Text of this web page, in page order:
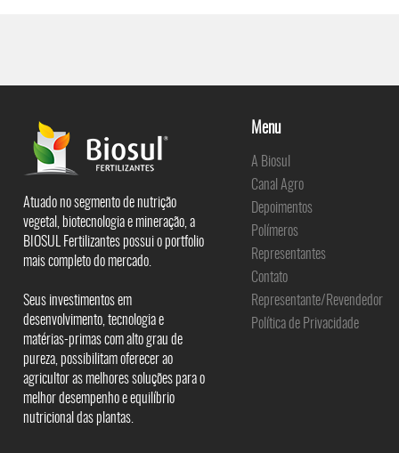
Atuado no segmento de nutrição
vegetal, biotecnologia e mineração, a
BIOSUL Fertilizantes possui o portfolio
mais completo do mercado.
Seus investimentos em
desenvolvimento, tecnologia e
matérias-primas com alto grau de
pureza, possibilitam oferecer ao
agricultor as melhores soluções para o
melhor desempenho e equilíbrio
nutricional das plantas.
Menu
A Biosul
Canal Agro
Depoimentos
Polímeros
Representantes
Contato
Representante/Revendedor
Política de Privacidade